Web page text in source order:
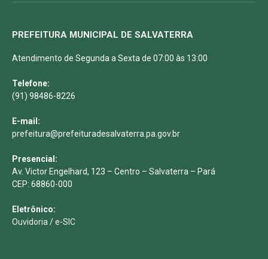
PREFEITURA MUNICIPAL DE SALVATERRA
Atendimento de Segunda a Sexta de 07:00 às 13:00
Telefone:
(91) 98486-8226
E-mail:
prefeitura@prefeituradesalvaterra.pa.gov.br
Presencial:
Av. Victor Engelhard, 123 – Centro – Salvaterra – Pará
CEP: 68860-000
Eletrônico:
Ouvidoria /e-SIC